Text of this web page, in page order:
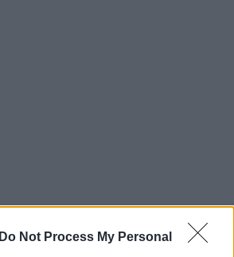
Do Not Process My Personal